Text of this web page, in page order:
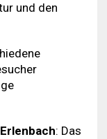
und den
: Das